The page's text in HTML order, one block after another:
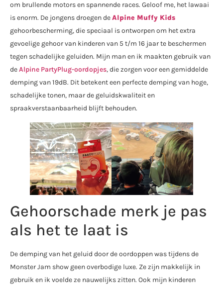
om brullende motors en spannende races. Geloof me, het lawaai
is enorm. De jongens droegen deAlpine Muffy Kids
gehoorbescherming, die speciaal is ontworpen om het extra
gevoelige gehoor van kinderen van 5 t/m 16 jaar te beschermen
tegen schadelijke geluiden. Mijn man en ik maakten gebruik van
deAlpine PartyPlug-oordopjes, die zorgen voor een gemiddelde
demping van 19dB. Dit betekent een perfecte demping van hoge,
schadelijke tonen, maar de geluidskwaliteit en
spraakverstaanbaarheid blijft behouden.
Gehoorschade merk je pas
als het te laat is
De demping van het geluid door de oordoppen was tijdens de
Monster Jam show geen overbodige luxe. Ze zijn makkelijk in
gebruik en ik voelde ze nauwelijks zitten. Ook mijn kinderen